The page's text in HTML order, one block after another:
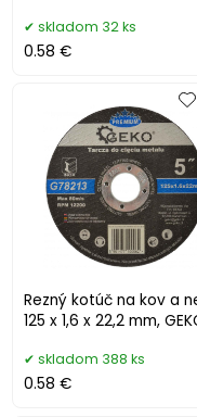
skladom 32 ks
0.58 €
Rezný kotúč na kov a
125 x 1,6 x 22,2 mm,
skladom 388 ks
0.58 €